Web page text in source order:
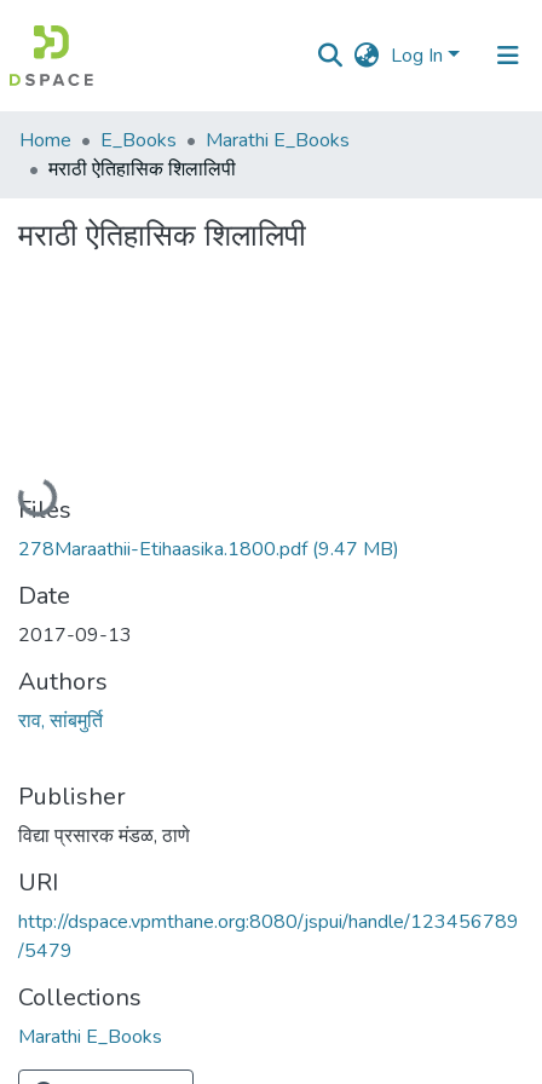
Log In
Communities
&
All of DSpace
Home E_Books
Marathi E_Books
मराठी ऐतिहासिक शिलालिपी
मराठी ऐतिहासिक शिलालिपी
Loading...
Files
278Maraathii-Etihaasika.1800.pdf(9.47 MB)
Date
2017-09-13
Authors
राव, सांबमुर्ति
Publisher
विद्या प्रसारक मंडळ, ठाणे
URI
http://dspace.vpmthane.org:8080/jspui/handle/123456789
/5479
Collections
Marathi E_Books